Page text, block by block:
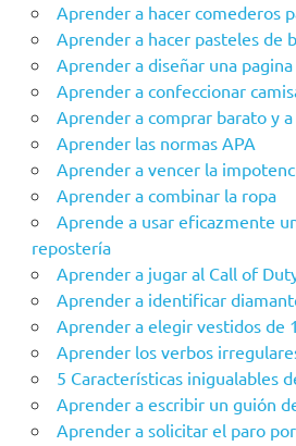
Aprender a hacer comederos
Aprender a hacer pasteles de
Aprender a diseñar una
Aprender a confeccionar
Aprender a comprar barato y
Aprender las normas APA
Aprender a vencer la
Aprender a combinar la ropa
Aprende a usar eficazmente
repostería
Aprender a jugar al Call of
Aprender a identificar
Aprender a elegir vestidos de
Aprender los verbos
5 Características inigualables
Aprender a escribir un guión
Aprender a solicitar el paro